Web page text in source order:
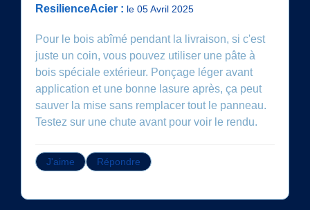
ResilienceAcier : le 05 Avril 2025
Pour le bois abîmé pendant la livraison, si c'est
juste un coin, vous pouvez utiliser une pâte à
bois spéciale extérieur. Ponçage léger avant
application et une bonne lasure après, ça peut
sauver la mise sans remplacer tout le panneau.
Testez sur une chute avant pour voir le rendu.
J'aime Répondre